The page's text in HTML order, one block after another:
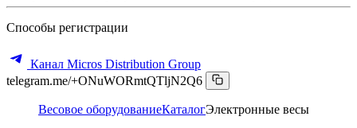
Способы регистрации
Канал Micros Distribution Group
telegram.me/+ONuWORmtQTljN2Q6
Весовое оборудованиеКаталогЭлектронные весы